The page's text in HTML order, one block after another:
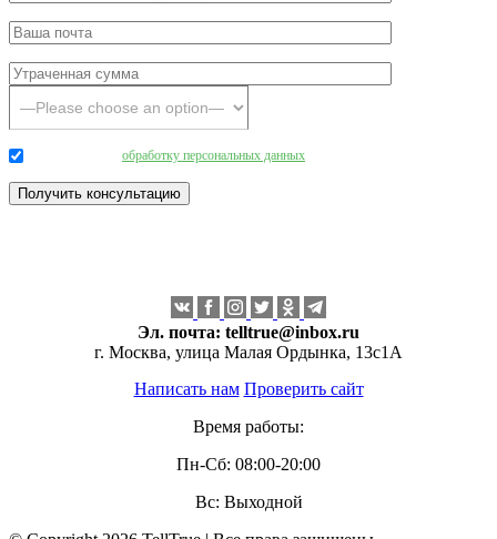
обработку персональных данных
Эл. почта: telltrue@inbox.ru
г. Москва, улица Малая Ордынка, 13с1А
Написать нам Проверить сайт
Время работы:
Пн-Сб: 08:00-20:00
Вс: Выходной